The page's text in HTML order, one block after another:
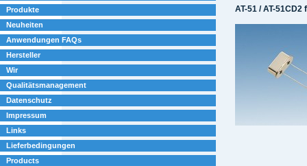
Produkte
Neuheiten
Anwendungen FAQs
Hersteller
Wir
Qualitätsmanagement
Datenschutz
Impressum
Links
Lieferbedingungen
Products
AT-51 / AT-